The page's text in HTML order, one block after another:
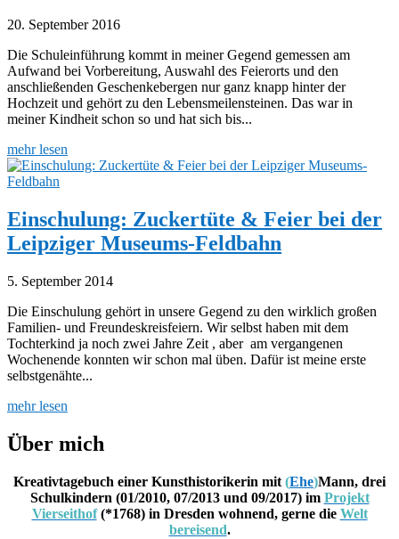
20. September 2016
Die Schuleinführung kommt in meiner Gegend gemessen am
Aufwand bei Vorbereitung, Auswahl des Feierorts und den
anschließenden Geschenkebergen nur ganz knapp hinter der
Hochzeit und gehört zu den Lebensmeilensteinen. Das war in
meiner Kindheit schon so und hat sich bis...
mehr lesen
Einschulung: Zuckertüte & Feier bei der
Leipziger Museums-Feldbahn
5. September 2014
Die Einschulung gehört in unsere Gegend zu den wirklich großen
Familien- und Freundeskreisfeiern. Wir selbst haben mit dem
Tochterkind ja noch zwei Jahre Zeit , aber am vergangenen
Wochenende konnten wir schon mal üben. Dafür ist meine erste
selbstgenähte...
mehr lesen
Über mich
Kreativtagebuch einer Kunsthistorikerin mit (Ehe)Mann, drei
Schulkindern (01/2010, 07/2013 und 09/2017) im Projekt
Vierseithof(*1768) in Dresden wohnend, gerne die Welt
bereisend.